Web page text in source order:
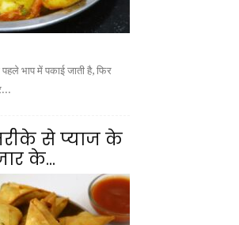
भाप में पकाई जाती है, फिर
से प्याज के
के...